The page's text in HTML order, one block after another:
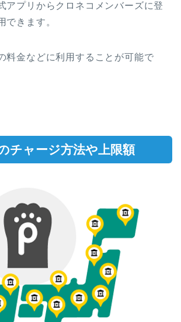
アプリからクロネコメンバーズに登
できます。
料金などに利用することが可能で
チャージ方法や上限額